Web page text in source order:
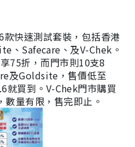
快速測試套裝，包括香港
、Safecare、及V-Chek。
75折，而門市則10支8
及Goldsite，售價低至
就買到。V-Chek門市購買
量有限，售完即止。